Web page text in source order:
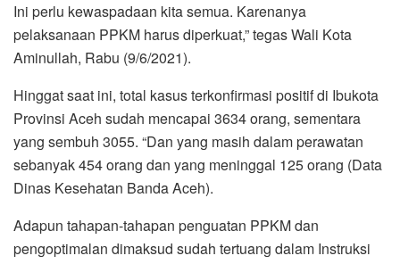
Ini perlu kewaspadaan kita semua. Karenanya
pelaksanaan PPKM harus diperkuat,” tegas Wali Kota
Aminullah, Rabu (9/6/2021).
Hinggat saat ini, total kasus terkonfirmasi positif di Ibukota
Provinsi Aceh sudah mencapai 3634 orang, sementara
yang sembuh 3055. “Dan yang masih dalam perawatan
sebanyak 454 orang dan yang meninggal 125 orang (Data
Dinas Kesehatan Banda Aceh).
Adapun tahapan-tahapan penguatan PPKM dan
pengoptimalan dimaksud sudah tertuang dalam Instruksi